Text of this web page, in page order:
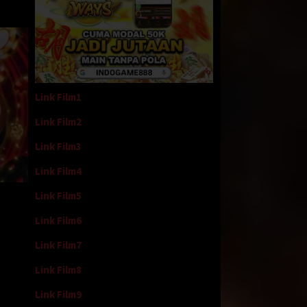
Link Film1
Link Film2
Link Film3
Link Film4
Link Film5
Link Film6
Link Film7
Link Film8
Link Film9